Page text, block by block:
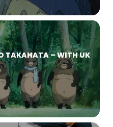
TAKAHATA – WITH UK